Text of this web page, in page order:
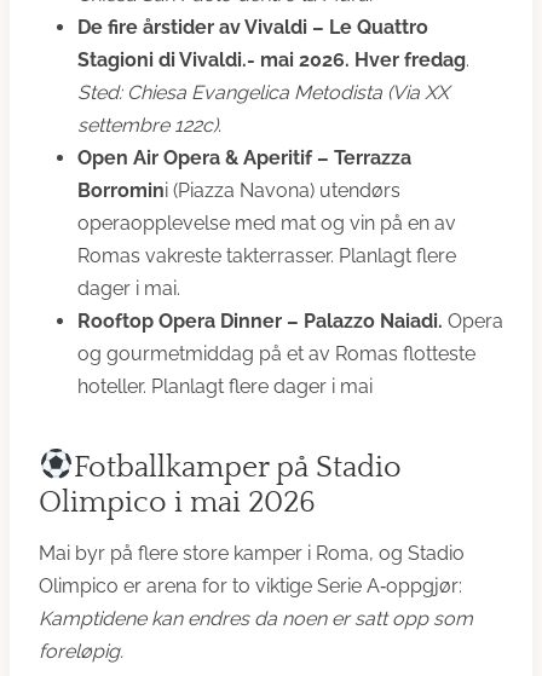
De fire årstider av Vivaldi – Le Quattro
Stagioni di Vivaldi.- mai 2026. Hver fredag.
Sted: Chiesa Evangelica Metodista (Via XX
settembre 122c).
Open Air Opera & Aperitif – Terrazza
Borromini (Piazza Navona) utendørs
operaopplevelse med mat og vin på en av
Romas vakreste takterrasser. Planlagt flere
dager i mai.
Rooftop Opera Dinner – Palazzo Naiadi. Opera
og gourmetmiddag på et av Romas flotteste
hoteller. Planlagt flere dager i mai
Fotballkamper på Stadio
Olimpico i mai 2026
Mai byr på flere store kamper i Roma, og Stadio
Olimpico er arena for to viktige Serie A‑oppgjør:
Kamptidene kan endres da noen er satt opp som
foreløpig.